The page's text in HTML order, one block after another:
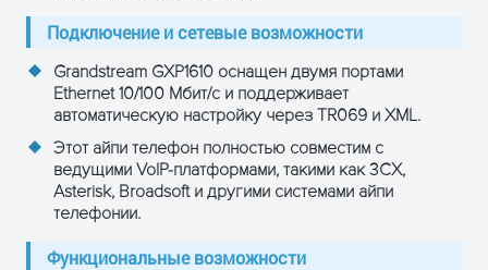
Подключение и сетевые возможности
Grandstream GXP1610 оснащен двумя портами
Ethernet 10/100 Мбит/с и поддерживает
автоматическую настройку через TR069 и XML.
Этот айпи телефон полностью совместим с
ведущими VoIP-платформами, такими как 3CX,
Asterisk, Broadsoft и другими системами айпи
телефонии.
Функциональные возможности
и получите консультацию